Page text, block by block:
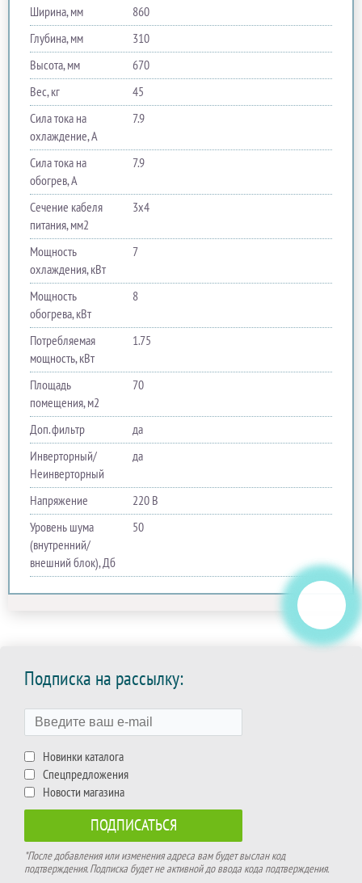
Ширина, мм
860
Глубина, мм
310
Высота, мм
670
Вес, кг
45
Сила тока на
охлаждение, А
7.9
Сила тока на
обогрев, А
7.9
Сечение кабеля
питания, мм2
3x4
Мощность
охлаждения, кВт
7
Мощность
обогрева, кВт
8
Потребляемая
мощность, кВт
1.75
Площадь
помещения, м2
70
Доп. фильтр
да
Инверторный/
Неинверторный
да
Напряжение
220 В
Уровень шума
(внутренний/
внешний блок), Дб
50
Подписка на рассылку:
Новинки каталога
Спецпредложения
Новости магазина
*После добавления или изменения адреса вам будет выслан код
подтверждения. Подписка будет не активной до ввода кода подтверждения.